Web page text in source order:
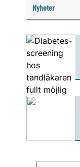
Nyheter